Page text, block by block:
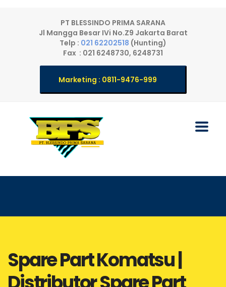
PT BLESSINDO PRIMA SARANA
Jl Mangga Besar IVi No.Z9 Jakarta Barat
Telp : 021 62202518 (Hunting)
Fax : 021 6248730, 6248731
Marketing : 0811-9476-999
Spare Part Komatsu |